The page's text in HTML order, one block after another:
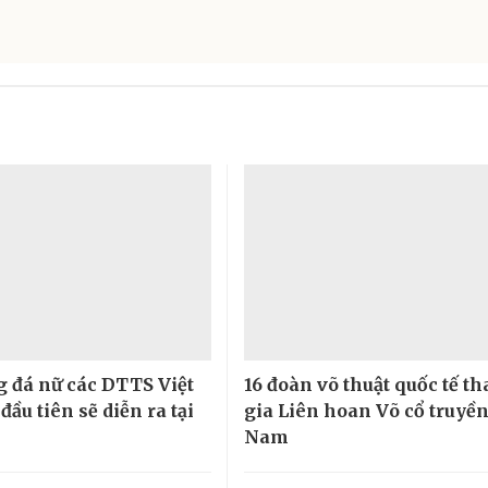
đá nữ các DTTS Việt
tiên sẽ diễn ra tại
16 đoàn võ thuật quốc tế
gia Liên hoan Võ cổ
Nam